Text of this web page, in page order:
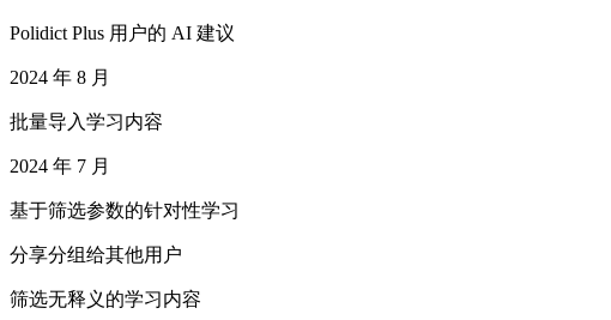
Polidict Plus 用户的 AI 建议
2024 年 8 月
批量导入学习内容
2024 年 7 月
基于筛选参数的针对性学习
分享分组给其他用户
筛选无释义的学习内容